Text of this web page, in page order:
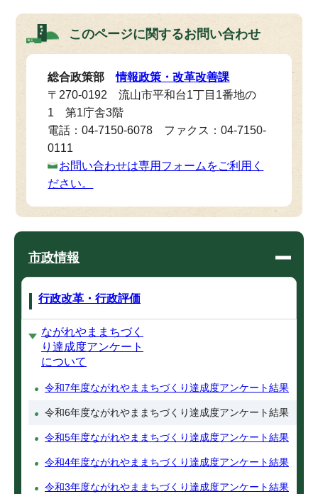
このページに関するお問い合わせ
総合政策部情報政策・改革改善課
〒270-0192 流山市平和台1丁目1番地の
1 第1庁舎3階
電話：04-7150-6078 ファクス：04-7150-
0111
お問い合わせは専用フォームをご利用く
ださい。
市政情報
行政改革・行政評価
ながれやままちづく
り達成度アンケート
について
令和7年度ながれやままちづくり達成度アンケート結果
令和6年度ながれやままちづくり達成度アンケート結果
令和5年度ながれやままちづくり達成度アンケート結果
令和4年度ながれやままちづくり達成度アンケート結果
令和3年度ながれやままちづくり達成度アンケート結果